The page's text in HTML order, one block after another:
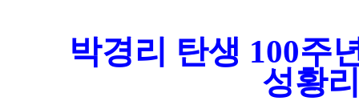
박경리 탄생 100주
성황